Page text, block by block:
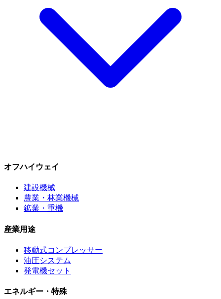
オフハイウェイ
建設機械
農業・林業機械
鉱業・重機
産業用途
移動式コンプレッサー
油圧システム
発電機セット
エネルギー・特殊